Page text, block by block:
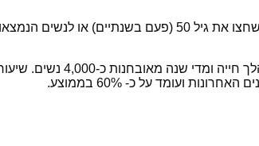
סרטן השד הינה המחלה הממארת השכיחה ביותר
ועומד על כ- 60% בממוצע.